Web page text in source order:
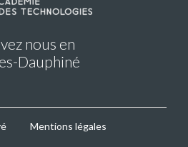
nous en
Dauphiné
Mentions légales